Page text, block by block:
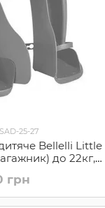
25-27
Bellelli Little
до 22кг,
грн